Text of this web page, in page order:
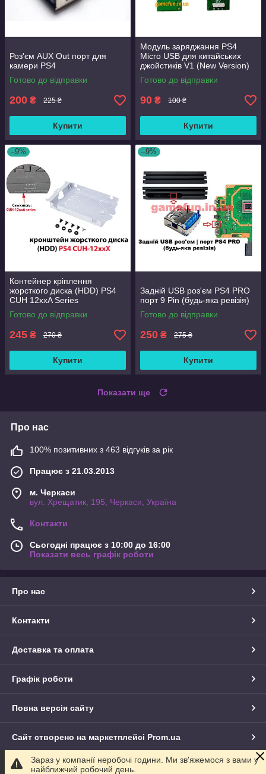
Роз'єм AUX Out порт для
камери PS4
Готово до відправки
200 ₴ 225 ₴
Купити
Модуль заряджання PS4
Micro USB для китайських
джойстиків V1 (New Version)
(12 Pin)
Готово до відправки
90 ₴ 100 ₴
Купити
–9%
Контейнер кріплення
жорсткого диска (HDD) PS4
CUH 12xxA Series
Готово до відправки
245 ₴ 270 ₴
Купити
–9%
Задній USB роз'єм PS4 PRO
порт 9 Pin (будь-яка ревізія)
Готово до відправки
250 ₴ 275 ₴
Купити
Показати ще
Про нас
100% позитивних з 463 відгуків за рік
Працює з 21.03.2013
м. Черкаси
вул. Хрещатик, 195, Черкаси, Україна
Контакти
Сьогодні працює з 10:00 до 16:00
Показати весь графік роботи
Про нас
Контакти
Доставка та оплата
Графік роботи
Повна версія сайту
Сайт створено на маркетплейсі Prom.ua
Політика конфіденційності
Зараз у компанії неробочі години. Ми зв'яжемося з вами у
найближчий робочий день.